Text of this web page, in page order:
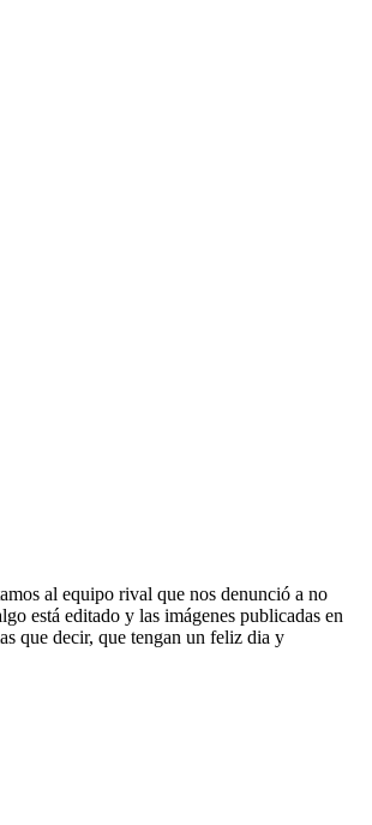
al equipo rival que nos denunció a no
está editado y las imágenes publicadas en
que decir, que tengan un feliz dia y